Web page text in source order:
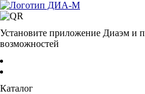
Установите приложение Диаэм и
возможностей
Каталог